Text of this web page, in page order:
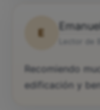
E
Recomiendo
edificación y